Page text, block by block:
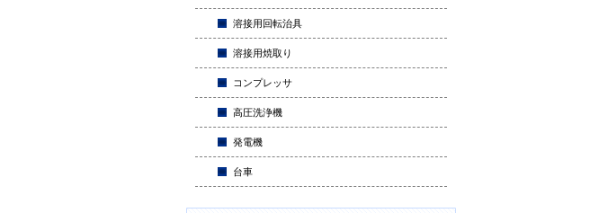
溶接用回転治具
溶接用焼取り
コンプレッサ
高圧洗浄機
発電機
台車